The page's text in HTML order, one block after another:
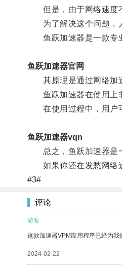
但是，由于网络速度不
为了解决这个问题，人
鱼跃加速器是一款专业
鱼跃加速器官网
其原理是通过网络加速
鱼跃加速器在使用上非
在使用过程中，用户可
鱼跃加速器vqn
总之，鱼跃加速器是一
如果你还在发愁网络速
#3#
评论
游客
这款加速器VPM应用程序已经为我
2024-02-22